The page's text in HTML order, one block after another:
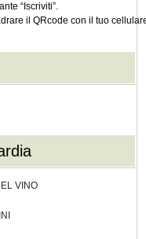
“Iscriviti”.
il QRcode con il tuo
VINO